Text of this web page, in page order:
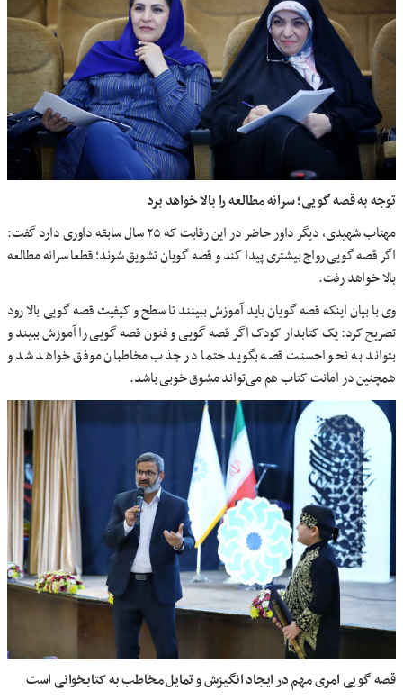
توجه به قصه گویی؛ سرانه مطالعه را بالا خواهد برد
مهتاب شهیدی، دیگر داور حاضر در این رقابت که ۲۵ سال سابقه داوری دارد گفت:
اگر قصه گویی رواج بیشتری پیدا کند و قصه گویان تشویق شوند؛ قطعا سرانه مطالعه
بالا خواهد رفت.
وی با بیان اینکه قصه گویان باید آموزش ببینند تا سطح و کیفیت قصه گویی بالا رود
تصریح کرد: یک کتابدار کودک اگر قصه گویی و فنون قصه گویی را آموزش ببیند و
بتواند به نحو احسنت قصه بگوید حتما در جذب مخاطبان موفق خواهد شد و
همچنین در امانت کتاب هم می‌تواند مشوق خوبی باشد.
قصه گویی امری مهم در ایجاد انگیزش و تمایل مخاطب به کتابخوانی است